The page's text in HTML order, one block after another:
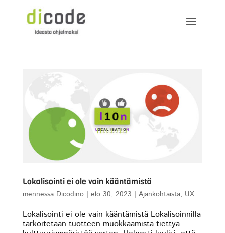
Lokalisointi ei ole vain kääntämistä
mennessä Dicodino| elo 30, 2023 | Ajankohtaista, UX
Lokalisointi ei ole vain kääntämistä Lokalisoinnilla
tarkoitetaan tuotteen muokkaamista tiettyä